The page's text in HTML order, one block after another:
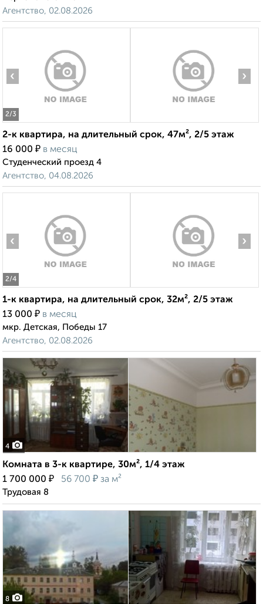
Агентство, 02.08.2026
2/3
‹ ›
2-к квартира, на длительный срок, 47м², 2/5 этаж
16 000 ₽ в месяц
Студенческий проезд 4
Агентство, 04.08.2026
2/4
‹ ›
1-к квартира, на длительный срок, 32м², 2/5 этаж
13 000 ₽ в месяц
мкр. Детская, Победы 17
Агентство, 02.08.2026
4
Комната в 3-к квартире, 30м², 1/4 этаж
1 700 000 ₽ 56 700 ₽ за м²
Трудовая 8
8